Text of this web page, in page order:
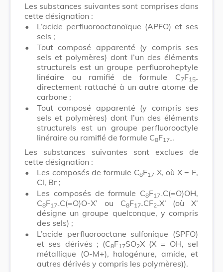
Les substances suivantes sont comprises dans
cette désignation :
•
L’acide perfluorooctanoïque (APFO) et ses
sels ;
•
Tout composé apparenté (y compris ses
sels et polymères) dont l’un des éléments
structurels est un groupe perfluoroheptyle
linéaire ou ramifié de formule C7F15-
directement rattaché à un autre atome de
carbone ;
•
Tout composé apparenté (y compris ses
sels et polymères) dont l’un des éléments
structurels est un groupe perfluorooctyle
linéraire ou ramifié de formule C8F17-.
Les substances suivantes sont exclues de
cette désignation :
•
Les composés de formule C8F17-X, où X = F,
Cl, Br ;
•
Les composés de formule C8F17-C(=O)OH,
C8F17-C(=O)O-X’ ou C8F17-CF2-X’ (où X’
désigne un groupe quelconque, y compris
des sels) ;
•
L’acide perfluorooctane sulfonique (SPFO)
et ses dérivés ; (C8F17SO2X (X = OH, sel
métallique (O-M+), halogénure, amide, et
autres dérivés y compris les polymères)).